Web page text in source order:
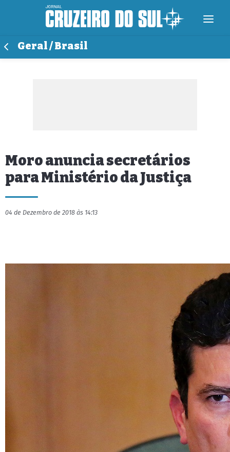
Geral / Brasil
Moro anuncia secretários
para Ministério da Justiça
04 de Dezembro de 2018 às 14:13